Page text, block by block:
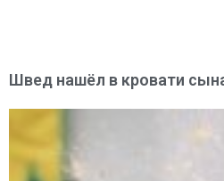
Швед нашёл в кровати